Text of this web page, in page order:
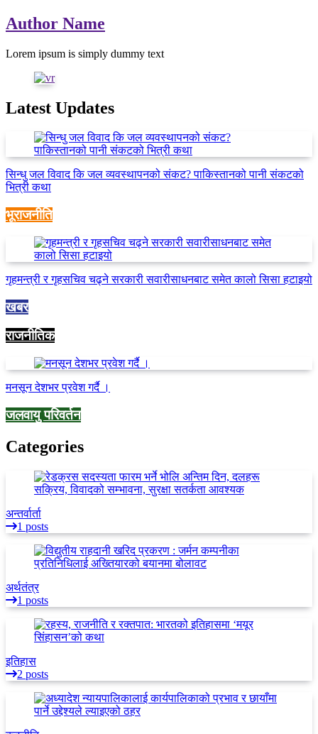
Author Name
Lorem ipsum is simply dummy text
Latest Updates
सिन्धु जल विवाद कि जल व्यवस्थापनको संकट? पाकिस्तानको पानी संकटको
भित्री कथा
भूराजनीति
गृहमन्त्री र गृहसचिव चढ्ने सरकारी सवारीसाधनबाट समेत कालो सिसा हटाइयो
खबर
राजनीतिक
मनसून देशभर प्रवेश गर्दै ।
जलवायु परिवर्तन
Categories
अन्तर्वार्ता
1 posts
अर्थतंत्र
1 posts
इतिहास
2 posts